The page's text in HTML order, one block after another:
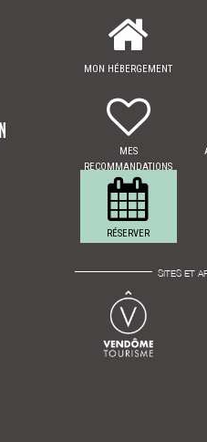
MON HÉBERGEMENT
MES
RECOMMANDATIONS
RÉSERVER
SITES ET